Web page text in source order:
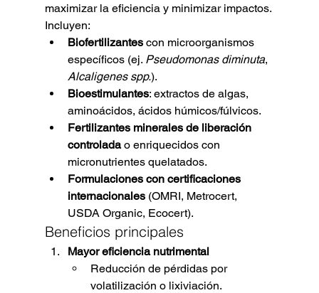
maximizar la eficiencia y minimizar impactos.
Incluyen:
Biofertilizantes con microorganismos
específicos (ej. Pseudomonas diminuta,
Alcaligenes spp.).
Bioestimulantes: extractos de algas,
aminoácidos, ácidos húmicos/fúlvicos.
Fertilizantes minerales de liberación
controlada o enriquecidos con
micronutrientes quelatados.
Formulaciones con certificaciones
internacionales (OMRI, Metrocert,
USDA Organic, Ecocert).
Beneficios principales
Mayor eficiencia nutrimental
Reducción de pérdidas por
volatilización o lixiviación.